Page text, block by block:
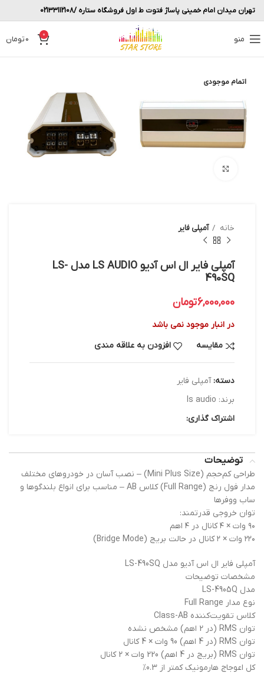
تهران میدان امام خمینی پاساژ فتوت ط اول فروشگاه ستاره /02133112108
منو 0
0تومان
اتمام موجودی
خانه آمپلی فایر
آمپلی فایر ال اس آدیو LS AUDIO مدل LS-
490SQ
6,000,000تومان
در انبار موجود نمی باشد
مقایسه
افزودن به علاقه مندی
دسته: آمپلی فایر
برند: ls audio
اشتراک گذاری:
توضیحات
طراحی کم‌حجم (Mini Plus Size) – نصب آسان در خودروهای مختلف
مدار فول رنج (Full Range) کلاس AB – مناسب برای انواع بلندگوها و
ساب ووفرها
توان خروجی قدرتمند:
۹۰ وات × ۴ کانال در ۴ اهم
۲۲۰ وات × ۲ کانال در حالت بریج (Bridge Mode)
آمپلی فایر ال اس آدیو مدل LS-490SQ
مشخصات توضیحات
مدل LS-4905Q
نوع مدار Full Range
کلاس تقویت‌کننده Class-AB
توان RMS (در 2 اهم) مشخص نشده
توان RMS (در 4 اهم) 90 وات × 4 کانال
توان RMS (بریج در 4 اهم) 220 وات × 2 کانال
کل اعوجاج هارمونیک کمتر از 0.3%